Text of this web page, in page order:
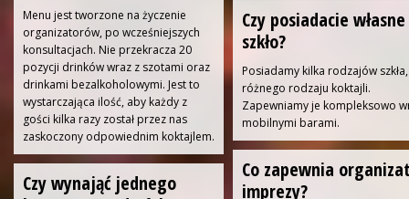
Menu jest tworzone na życzenie
organizatorów, po wcześniejszych
konsultacjach. Nie przekracza 20
pozycji drinków wraz z szotami oraz
drinkami bezalkoholowymi. Jest to
wystarczająca ilość, aby każdy z
gości kilka razy został przez nas
zaskoczony odpowiednim koktajlem.
Czy posiadacie własne
szkło?
Posiadamy kilka rodzajów
różnego rodzaju koktajli.
Zapewniamy je kompleksowo
mobilnymi barami.
Co zapewnia
imprezy?
Czy wynająć jednego